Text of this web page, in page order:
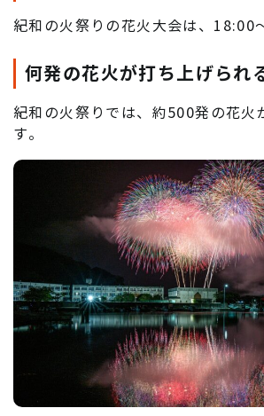
紀和の火祭りの花火大会は、18:00
何発の花火が打ち上げられ
紀和の火祭りでは、約500発の花火
す。